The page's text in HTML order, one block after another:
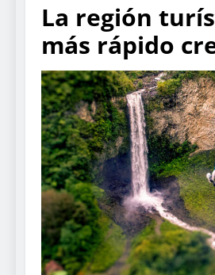
La región
más rápido